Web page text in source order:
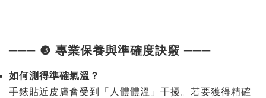
─── ❸ 專業保養與準確度訣竅 ───
如何測得準確氣溫？
手錶貼近皮膚會受到「人體體溫」干擾。若要獲得精確